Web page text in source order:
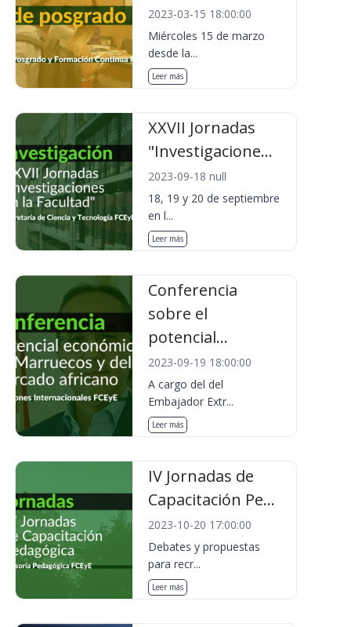
2023-03-15 18:00:00
Miércoles 15 de marzo
desde la...
Leer más
XXVII Jornadas
"Investigacione...
2023-09-18 null
18, 19 y 20 de septiembre
en l...
Leer más
Conferencia
sobre el
potencial...
2023-09-19 18:00:00
A cargo del del
Embajador Extr...
Leer más
IV Jornadas de
Capacitación Pe...
2023-10-20 17:00:00
Debates y propuestas
para recr...
Leer más